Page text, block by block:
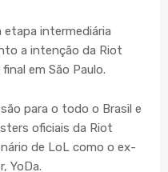
etapa intermediária
a intenção da Riot
em São Paulo.
para o todo o Brasil e
oficiais da Riot
de LoL como o ex-
YoDa.